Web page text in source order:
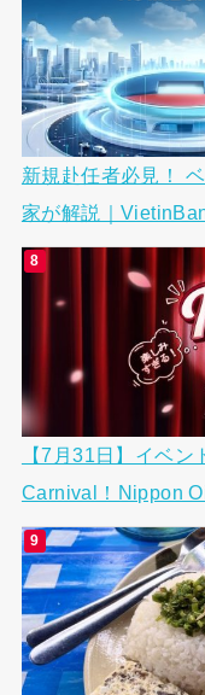
新規赴任者必見！
家が解説｜
【7月31日】イベ
Carnival！Nippon